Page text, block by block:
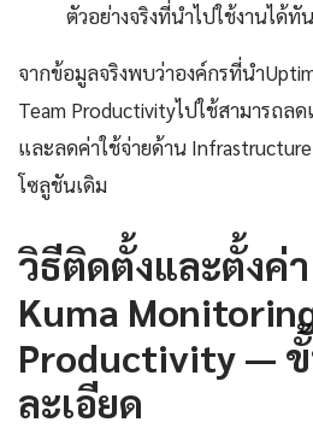
ตัวอย่างจริงที่นำไปใช้งานได้ทั
จากข้อมูลจริงพบว่าองค์กรที่นำ
Team Productivityไปใช้สามารถลด
และลดค่าใช้จ่ายด้าน
โซลูชันเดิม
วิธีติดตั้งและตั้งค่
Kuma
Productivity —
ละเอียด